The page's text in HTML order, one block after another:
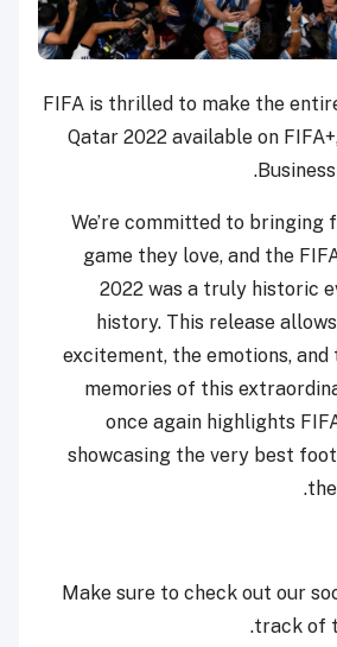
“FIFA is thrilled to make the
Qatar 2022 available on
“We’re committed to
game they love, and the
2022 was a truly historic
history. This release
excitement, the emotions,
memories of this
once again highlights
showcasing the very best
Make sure to check out our
track of